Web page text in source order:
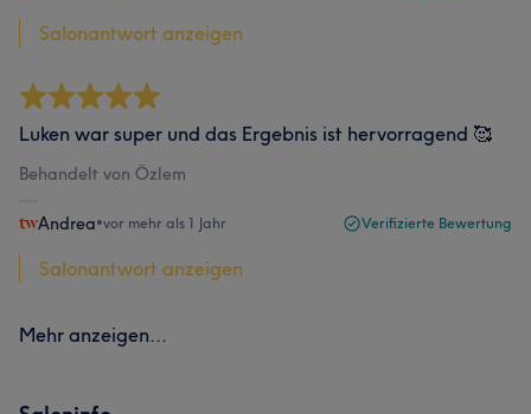
Salonantwort anzeigen
Luken war super und das Ergebnis ist hervorragend 🥰
Behandelt von Özlem
Andrea•vor mehr als 1 Jahr Verifizierte Bewertung
Salonantwort anzeigen
Mehr anzeigen...